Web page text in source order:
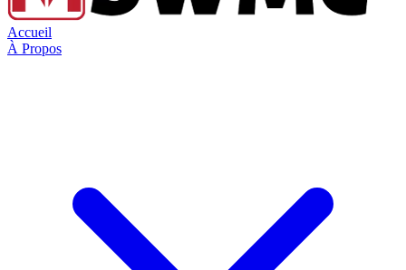
Accueil
À Propos